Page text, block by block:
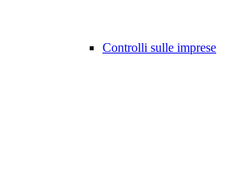
Controlli sulle imprese